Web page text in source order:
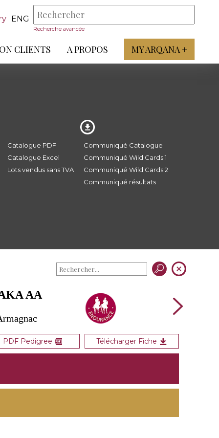
ENG
Recherche avancée
CLIENTS A PROPOS MY ARQANA +
Catalogue PDF
Catalogue Excel
Lots vendus sans TVA
Communiqué Catalogue
Communiqué Wild Cards 1
Communiqué Wild Cards 2
Communiqué résultats
AA
PDF Pedigree Télécharger Fiche